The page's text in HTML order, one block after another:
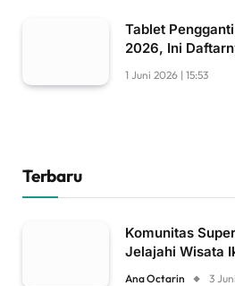
Tablet
2026, Ini
1 Juni 2026 | 15:53
Terbaru
Komunitas
Jelajahi Wisata
Ana Octarin 3